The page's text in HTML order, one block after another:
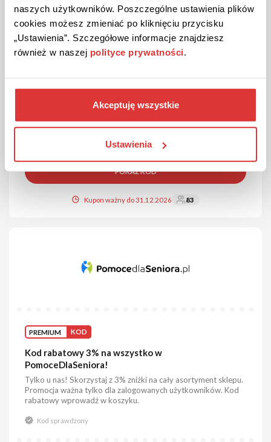
naszych użytkowników. Poszczególne ustawienia plików
cookies możesz zmieniać po kliknięciu przycisku
„Ustawienia”. Szczegółowe informacje znajdziesz
również w naszej polityce prywatności
Akceptuję wszystkie
Ustawienia
KOD
Aby skorzystać z promocji, podaj kod rabatowy w koszyku.
Kod sprawdzony
POKAŻ KOD
Kupon ważny do 31.12.2026 83
PREMIUM KOD
Kod rabatowy 3% na wszystko w
PomoceDlaSeniora!
Tylko u nas! Skorzystaj z 3% zniżki na cały asortyment sklepu.
Promocja ważna tylko dla zalogowanych użytkowników. Kod
rabatowy wprowadź w koszyku.
Kod sprawdzony